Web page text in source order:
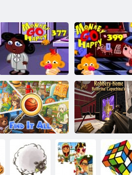
Monkey Go
Happy Stage
377
Pērtiķis Go
laimīgs 399.
posms
Mājas laupīšana
Balerīna